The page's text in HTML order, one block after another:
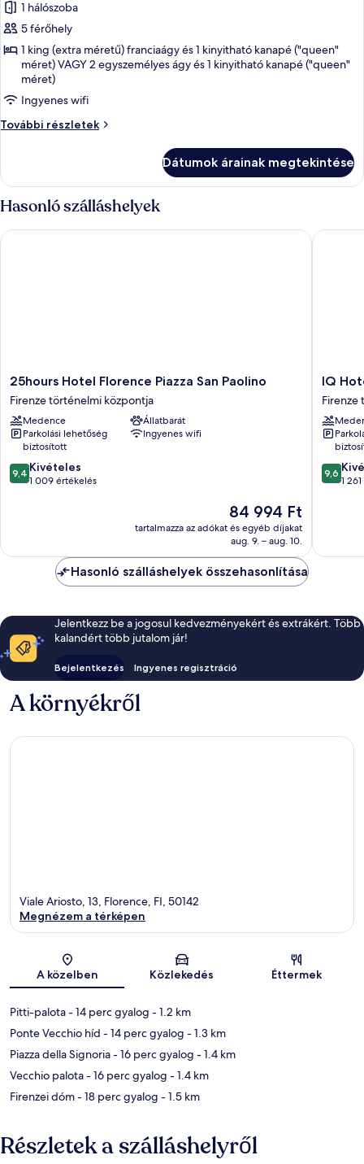
összes
képének
megtekintése:
Superior
szoba
1 hálószoba
5 férőhely
1 king (extra méretű) franciaágy és 1 kinyitható kanapé ("queen"
méret) VAGY 2 egyszemélyes ágy és 1 kinyitható kanapé ("queen"
méret)
Ingyenes wifi
További részletek
Superior
Dátumok árainak megtekintése
Hasonló szálláshelyek
25hours
Hotel
Florence
Piazza
San
Paolino
Firenze
történelmi
25hours Hotel Florence Piazza San Paolino
Firenze történelmi központja
Medence
Állatbarát
Parkolási lehetőség
biztosított
Ingyenes wifi
9.4
ennyiből:
9,4 Kivételes
1 009 értékelés
Az
ár
84 994 Ft
84 994 Ft
tartalmazza az adókat és egyéb díjakat
aug. 9. – aug. 10.
25hours Hotel Florence Piazza San Paolino
IQ
Hotel
Firenze
Firenze
IQ
Firenze
9.6
9,6
1
IQ
Hasonló szálláshelyek összehasonlítása
Jelentkezz be a jogosul kedvezményekért és extrákért. Több
kalandért több jutalom jár!
Bejelentkezés Ingyenes regisztráció
A környékről
Térkép
Viale Ariosto, 13, Florence, FI, 50142
Megnézem a térképen
A közelben Közlekedés Éttermek
Pitti-palota- 14 perc gyalog - 1.2 km
Ponte Vecchio híd - 14 perc gyalog - 1.3 km
Piazza della Signoria- 16 perc gyalog - 1.4 km
Vecchio palota- 16 perc gyalog - 1.4 km
Firenzei dóm- 18 perc gyalog - 1.5 km
Részletek a szálláshelyről